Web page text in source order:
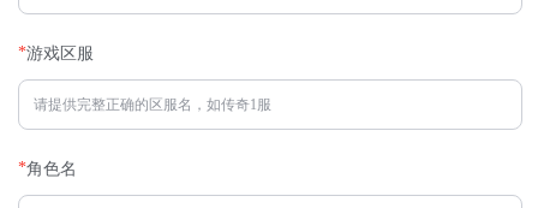
*游戏区服
*角色名